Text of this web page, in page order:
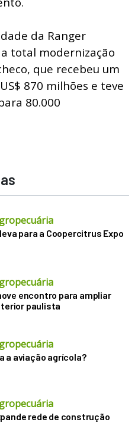
da Ranger
total modernização
que recebeu um
870 milhões e teve
80.000
para a Coopercitrus Expo
encontro para ampliar
paulista
a aviação agrícola?
rede de construção